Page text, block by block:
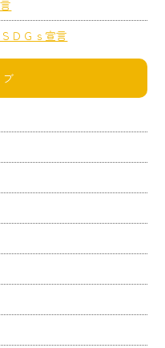
ＤＧｓ宣言